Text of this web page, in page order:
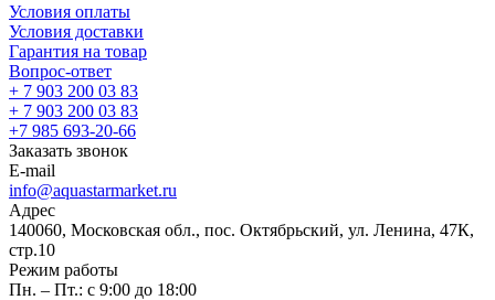
Условия оплаты
Условия доставки
Гарантия на товар
Вопрос-ответ
+ 7 903 200 03 83
+ 7 903 200 03 83
+7 985 693-20-66
Заказать звонок
E-mail
info@aquastarmarket.ru
Адрес
140060, Московская обл., пос. Октябрьский, ул. Ленина, 47К,
стр.10
Режим работы
Пн. – Пт.: с 9:00 до 18:00